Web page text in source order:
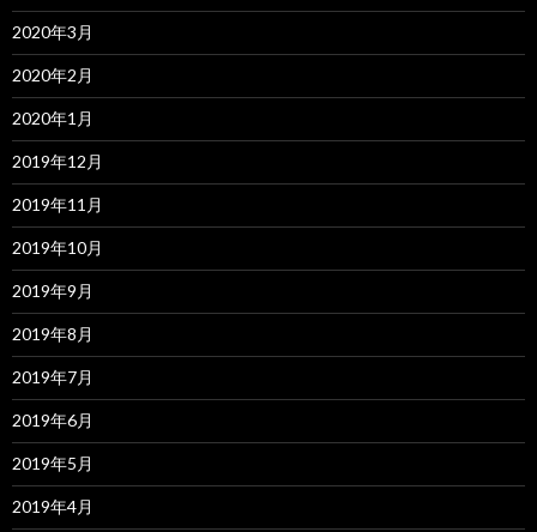
2020年3月
2020年2月
2020年1月
2019年12月
2019年11月
2019年10月
2019年9月
2019年8月
2019年7月
2019年6月
2019年5月
2019年4月